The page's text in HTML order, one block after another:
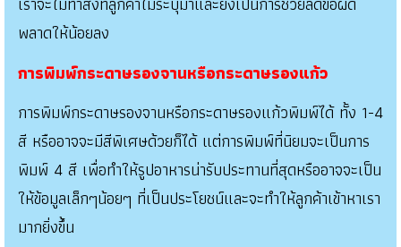
พลาดให้น้อยลง
การพิมพ์กระดาษรองจานหรือกระดาษรองแก้ว
การพิมพ์กระดาษรองจานหรือกระดาษรองแก้วพิมพ์ได้ ทั้ง 1-4
สี หรืออาจจะมีสีพิเศษด้วยก็ได้ แต่การพิมพ์ที่นิยมจะเป็นการ
พิมพ์ 4 สี เพื่อทำให้รูปอาหารน่ารับประทานที่สุดหรืออาจจะเป็น
ให้ข้อมูลเล็กๆน้อยๆ ที่เป็นประโยชน์และจะทำให้ลูกค้าเข้าหาเรา
มากยิ่งขึ้น